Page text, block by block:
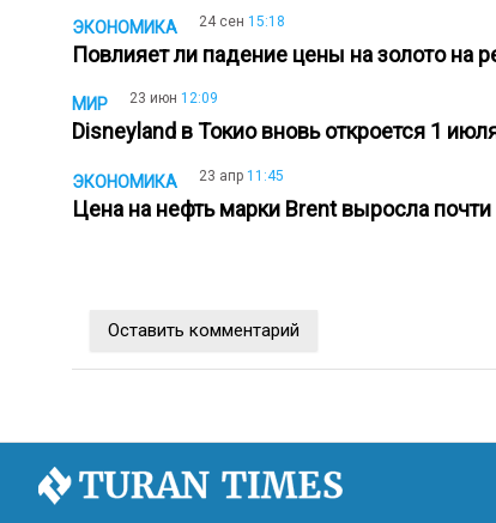
ЭКОНОМИКА 24 сен 15:18
Повлияет ли падение цены на золото на
МИР 23 июн 12:09
Disneyland в Токио вновь откроется 1
ЭКОНОМИКА 23 апр 11:45
Цена на нефть марки Brent выросла почти
Оставить комментарий